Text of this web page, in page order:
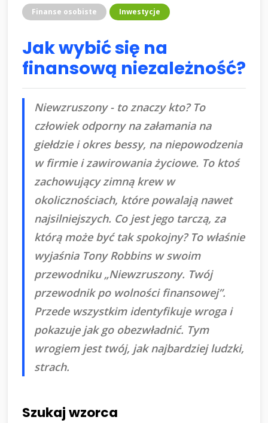
Finanse osobiste Inwestycje
Jak wybić się na
finansową niezależność?
Niewzruszony - to znaczy kto? To
człowiek odporny na załamania na
giełdzie i okres bessy, na niepowodzenia
w firmie i zawirowania życiowe. To ktoś
zachowujący zimną krew w
okolicznościach, które powalają nawet
najsilniejszych. Co jest jego tarczą, za
którą może być tak spokojny? To właśnie
wyjaśnia Tony Robbins w swoim
przewodniku „Niewzruszony. Twój
przewodnik po wolności finansowej”.
Przede wszystkim identyfikuje wroga i
pokazuje jak go obezwładnić. Tym
wrogiem jest twój, jak najbardziej ludzki,
strach.
Szukaj wzorca